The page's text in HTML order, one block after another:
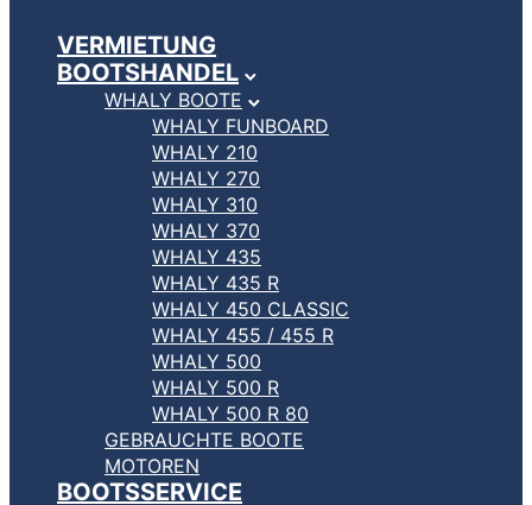
VERMIETUNG
BOOTSHANDEL
WHALY BOOTE
WHALY FUNBOARD
WHALY 210
WHALY 270
WHALY 310
WHALY 370
WHALY 435
WHALY 435 R
WHALY 450 CLASSIC
WHALY 455 / 455 R
WHALY 500
WHALY 500 R
WHALY 500 R 80
GEBRAUCHTE BOOTE
MOTOREN
BOOTSSERVICE